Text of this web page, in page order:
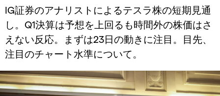
IG証券のアナリストによるテスラ株の短期見通
し。Q1決算は予想を上回るも時間外の株価はさ
えない反応。まずは23日の動きに注目。目先、
注目のチャート水準について。